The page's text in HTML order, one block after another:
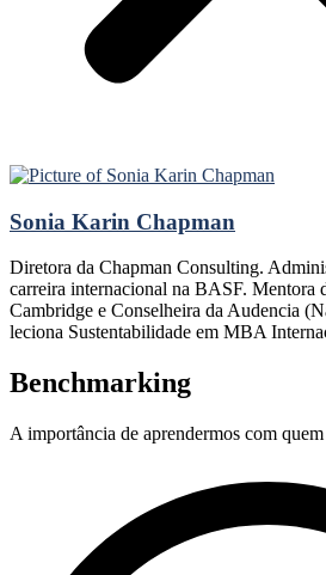
Sonia Karin Chapman
Diretora da Chapman Consulting.
carreira internacional na BASF. Mentora
Cambridge e Conselheira da Audencia
leciona Sustentabilidade em MBA
Benchmarking
A importância de aprendermos com